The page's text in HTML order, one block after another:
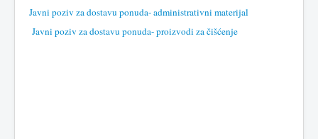
Javni poziv za dostavu ponuda- administrativni materijal
Javni poziv za dostavu ponuda- proizvodi za čišćenje